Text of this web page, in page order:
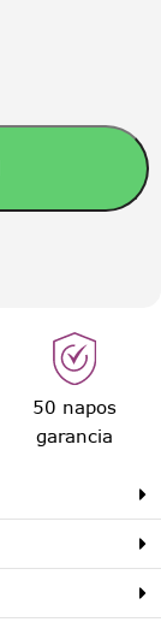
50 napos
garancia